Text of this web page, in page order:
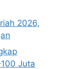
2026,
Juta